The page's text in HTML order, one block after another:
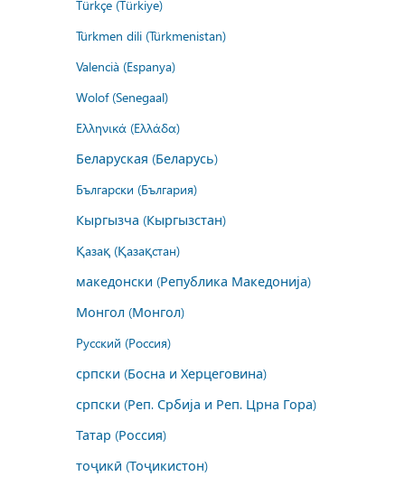
Türkçe (Türkiye)
Türkmen dili (Türkmenistan)
Valencià (Espanya)
Wolof (Senegaal)
Ελληνικά (Ελλάδα)
Беларуская (Беларусь)
Български (България)
Кыргызча (Кыргызстан)
Қазақ (Қазақстан)
македонски (Република Македонија)
Монгол (Монгол)
Русский (Россия)
српски (Босна и Херцеговина)
српски (Реп. Србија и Реп. Црна Гора)
Татар (Россия)
тоҷикӣ (Тоҷикистон)